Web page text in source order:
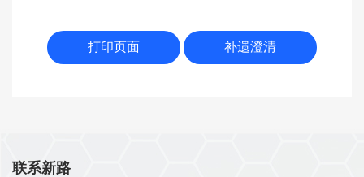
打印页面 补遗澄清
联系新路